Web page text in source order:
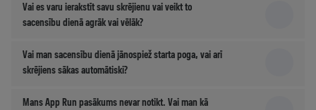
Vai es varu ierakstīt savu skrējienu vai veikt to
sacensību dienā agrāk vai vēlāk?
Vai man sacensību dienā jānospiež starta poga, vai arī
skrējiens sākas automātiski?
Mans App Run pasākums nevar notikt. Vai man kā